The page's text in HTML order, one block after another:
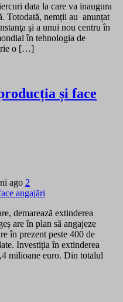
data la care va inaugura
Totodată, nemții au anunțat
şi a unui nou centru în
în tehnologia de
o […]
și face
ago 2
demarează extinderea
are în plan să angajeze
în prezent peste 400 de
Investiția în extinderea
milioane euro. Din totalul